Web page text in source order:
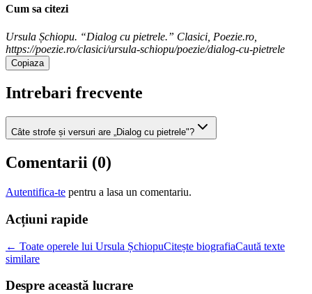
Cum sa citezi
Ursula Șchiopu. “Dialog cu pietrele.” Clasici, Poezie.ro,
https://poezie.ro/clasici/ursula-schiopu/poezie/dialog-cu-pietrele
Copiaza
Intrebari frecvente
Câte strofe și versuri are „Dialog cu pietrele"?
Comentarii (0)
Autentifica-te pentru a lasa un comentariu.
Acțiuni rapide
← Toate operele lui Ursula ȘchiopuCitește biografiaCaută texte
similare
Despre această lucrare